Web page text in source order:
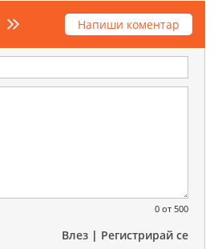
Напиши коментар
0 от 500
Влез | Регистрирай се